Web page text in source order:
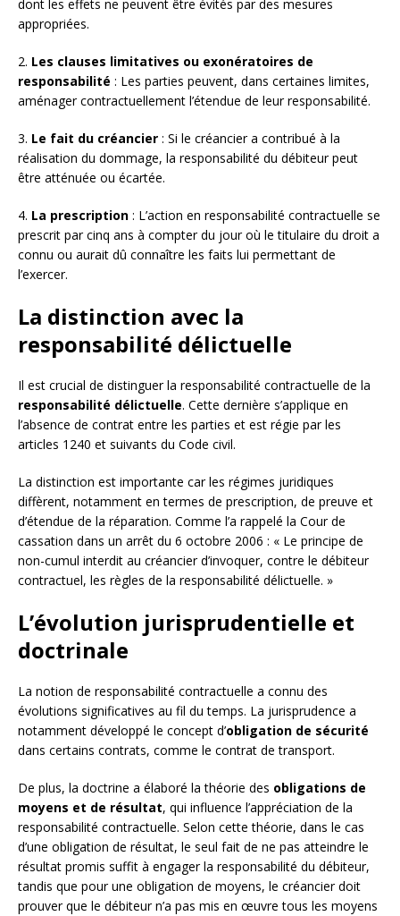
dont les effets ne peuvent être évités par des mesures
appropriées.
2. Les clauses limitatives ou exonératoires de
responsabilité : Les parties peuvent, dans certaines limites,
aménager contractuellement l’étendue de leur responsabilité.
3. Le fait du créancier : Si le créancier a contribué à la
réalisation du dommage, la responsabilité du débiteur peut
être atténuée ou écartée.
4. La prescription : L’action en responsabilité contractuelle se
prescrit par cinq ans à compter du jour où le titulaire du droit a
connu ou aurait dû connaître les faits lui permettant de
l’exercer.
La distinction avec la
responsabilité délictuelle
Il est crucial de distinguer la responsabilité contractuelle de la
responsabilité délictuelle. Cette dernière s’applique en
l’absence de contrat entre les parties et est régie par les
articles 1240 et suivants du Code civil.
La distinction est importante car les régimes juridiques
diffèrent, notamment en termes de prescription, de preuve et
d’étendue de la réparation. Comme l’a rappelé la Cour de
cassation dans un arrêt du 6 octobre 2006 : « Le principe de
non-cumul interdit au créancier d’invoquer, contre le débiteur
contractuel, les règles de la responsabilité délictuelle. »
L’évolution jurisprudentielle et
doctrinale
La notion de responsabilité contractuelle a connu des
évolutions significatives au fil du temps. La jurisprudence a
notamment développé le concept d’obligation de sécurité
dans certains contrats, comme le contrat de transport.
De plus, la doctrine a élaboré la théorie des obligations de
moyens et de résultat, qui influence l’appréciation de la
responsabilité contractuelle. Selon cette théorie, dans le cas
d’une obligation de résultat, le seul fait de ne pas atteindre le
résultat promis suffit à engager la responsabilité du débiteur,
tandis que pour une obligation de moyens, le créancier doit
prouver que le débiteur n’a pas mis en œuvre tous les moyens